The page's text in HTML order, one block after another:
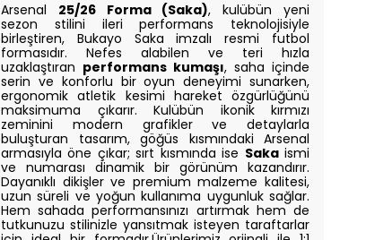
Arsenal 25/26 Forma (Saka), kulübün yeni
sezon stilini ileri performans teknolojisiyle
birleştiren, Bukayo Saka imzalı resmi futbol
formasıdır. Nefes alabilen ve teri hızla
uzaklaştıran performans kumaşı, saha içinde
serin ve konforlu bir oyun deneyimi sunarken,
ergonomik atletik kesimi hareket özgürlüğünü
maksimuma çıkarır. Kulübün ikonik kırmızı
zeminini modern grafikler ve detaylarla
buluşturan tasarım, göğüs kısmındaki Arsenal
armasıyla öne çıkar; sırt kısmında ise Sakaismi
ve numarası dinamik bir görünüm kazandırır.
Dayanıklı dikişler ve premium malzeme kalitesi,
uzun süreli ve yoğun kullanıma uygunluk sağlar.
Hem sahada performansınızı artırmak hem de
tutkunuzu stilinizle yansıtmak isteyen taraftarlar